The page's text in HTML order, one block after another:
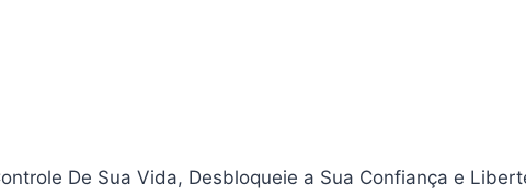
De Sua Vida, Desbloqueie a Sua Confiança e